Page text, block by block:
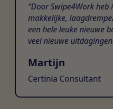
Door Swipe4Work heb
makkelijke,
een hele leuke nieuwe
veel nieuwe
Martijn
Certinia Consultant